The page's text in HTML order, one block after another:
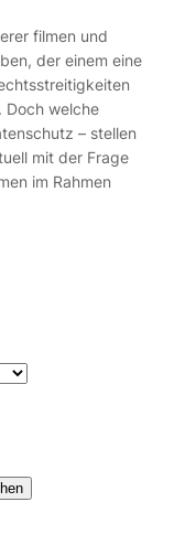
filmen und
der einem eine
Doch welche
– stellen
mit der Frage
im Rahmen